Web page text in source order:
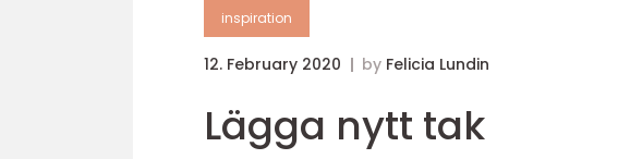
inspiration
12. February 2020 by Felicia Lundin
Lägga nytt tak